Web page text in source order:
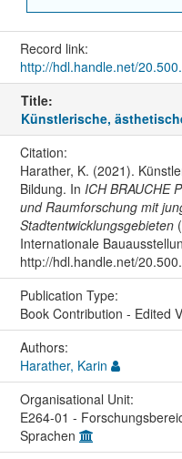
Record link:
http://hdl.handle.net/
Title:
Künstlerische,
Citation:
Harather, K. (2021).
Bildung. In ICH BRAUCHE
und Raumforschung mit
Stadtentwicklungsgebieten
Internationale
http://hdl.handle.net/
Publication Type:
Book Contribution - Edited
Authors:
Harather, Karin
Organisational Unit:
E264-01 -
Sprachen